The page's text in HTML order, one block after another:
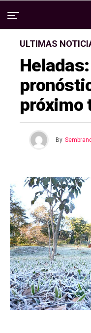
ULTIMAS
próximo
By